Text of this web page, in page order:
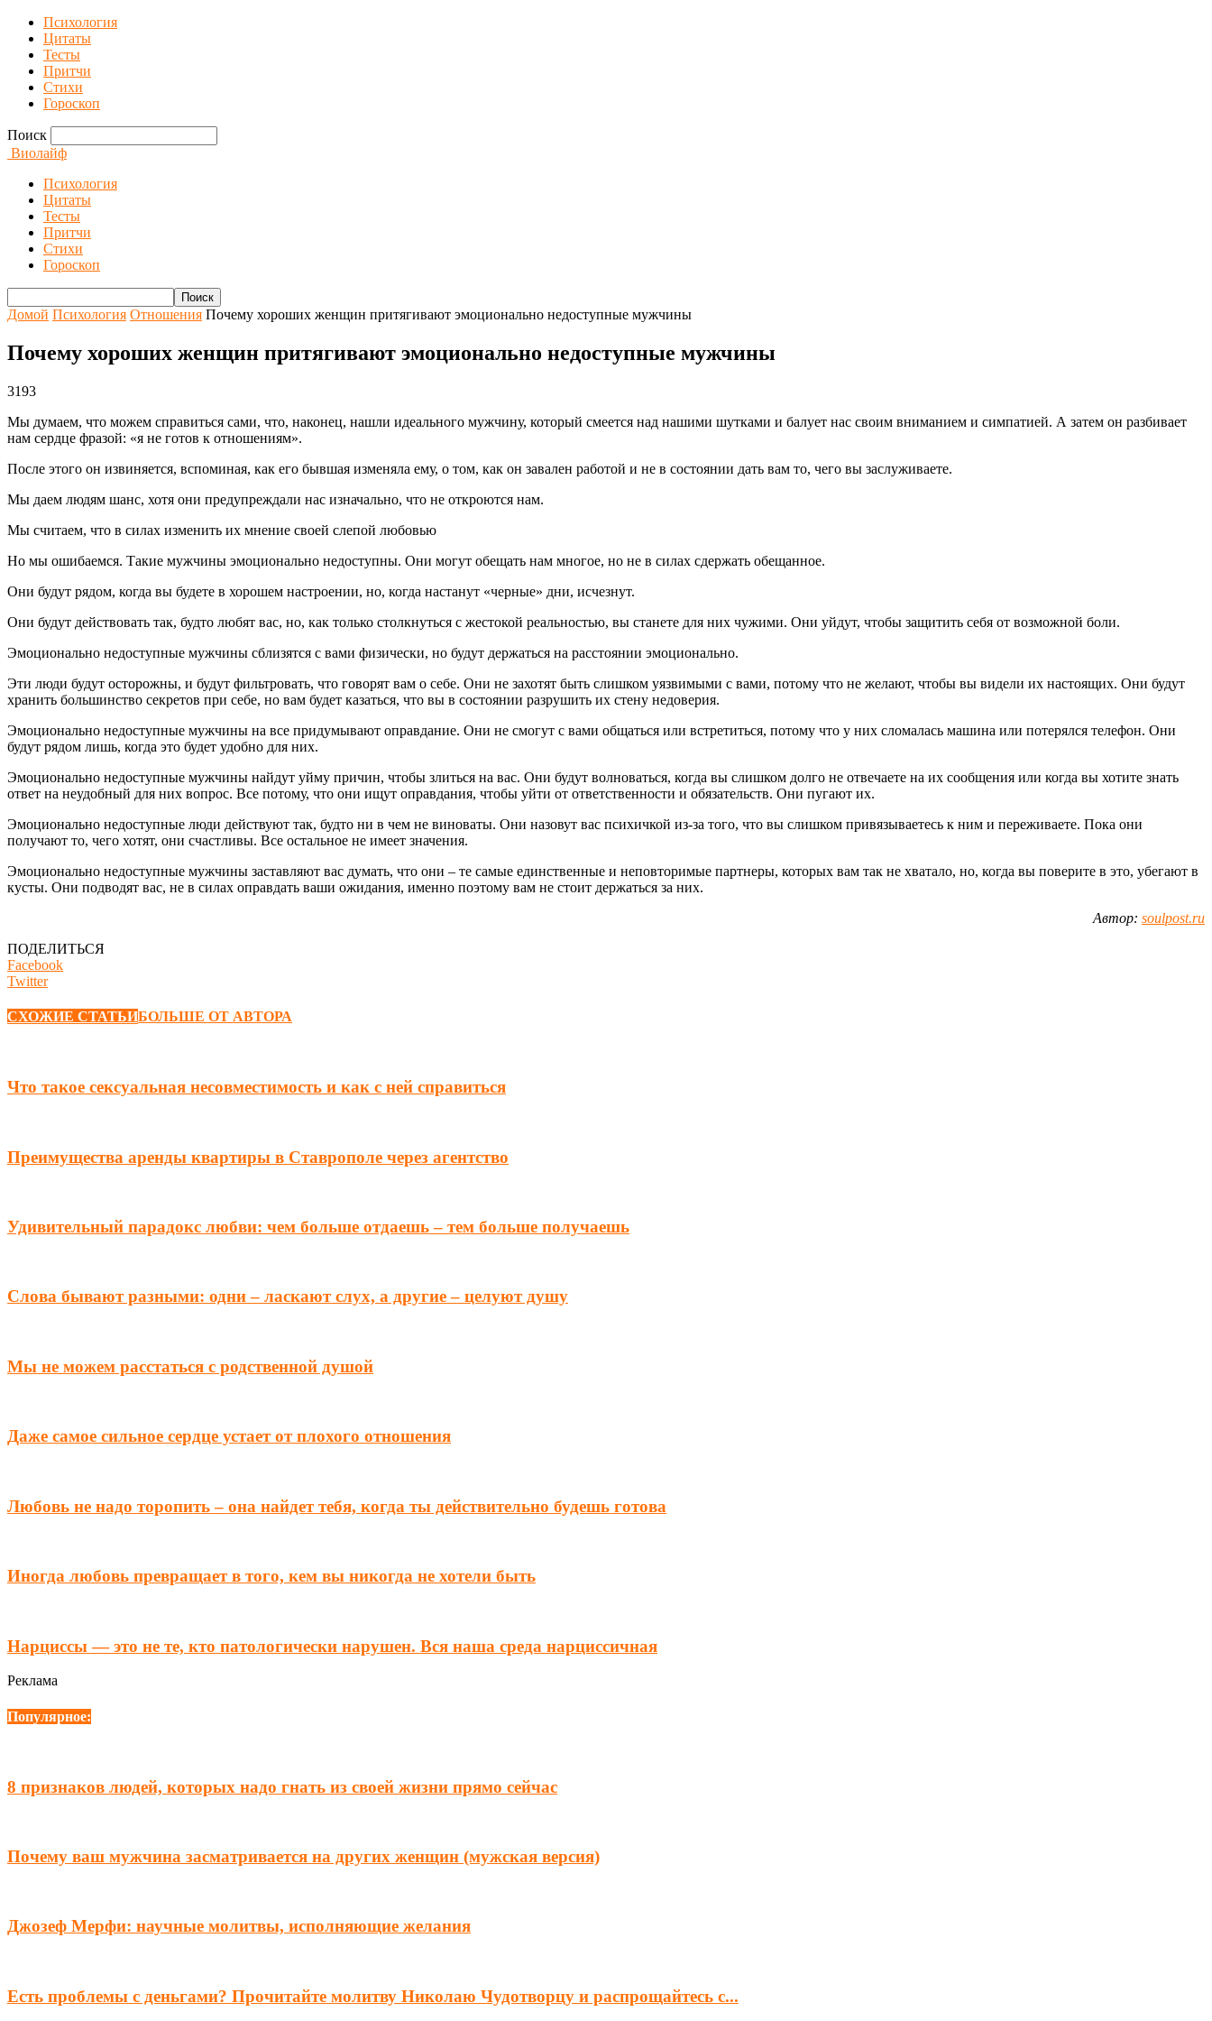
Психология
Цитаты
Тесты
Притчи
Стихи
Гороскоп
Поиск
Виолайф
Психология
Цитаты
Тесты
Притчи
Стихи
Гороскоп
Домой Психология Отношения Почему хороших женщин притягивают эмоционально недоступные мужчины
Почему хороших женщин притягивают эмоционально недоступные мужчины
3193
Мы думаем, что можем справиться сами, что, наконец, нашли идеального мужчину, который смеется над нашими шутками и балует нас своим вниманием и симпатией. А затем он разбивает
нам сердце фразой: «я не готов к отношениям».
После этого он извиняется, вспоминая, как его бывшая изменяла ему, о том, как он завален работой и не в состоянии дать вам то, чего вы заслуживаете.
Мы даем людям шанс, хотя они предупреждали нас изначально, что не откроются нам.
Мы считаем, что в силах изменить их мнение своей слепой любовью
Но мы ошибаемся. Такие мужчины эмоционально недоступны. Они могут обещать нам многое, но не в силах сдержать обещанное.
Они будут рядом, когда вы будете в хорошем настроении, но, когда настанут «черные» дни, исчезнут.
Они будут действовать так, будто любят вас, но, как только столкнуться с жестокой реальностью, вы станете для них чужими. Они уйдут, чтобы защитить себя от возможной боли.
Эмоционально недоступные мужчины сблизятся с вами физически, но будут держаться на расстоянии эмоционально.
Эти люди будут осторожны, и будут фильтровать, что говорят вам о себе. Они не захотят быть слишком уязвимыми с вами, потому что не желают, чтобы вы видели их настоящих. Они будут
хранить большинство секретов при себе, но вам будет казаться, что вы в состоянии разрушить их стену недоверия.
Эмоционально недоступные мужчины на все придумывают оправдание. Они не смогут с вами общаться или встретиться, потому что у них сломалась машина или потерялся телефон. Они
будут рядом лишь, когда это будет удобно для них.
Эмоционально недоступные мужчины найдут уйму причин, чтобы злиться на вас. Они будут волноваться, когда вы слишком долго не отвечаете на их сообщения или когда вы хотите знать
ответ на неудобный для них вопрос. Все потому, что они ищут оправдания, чтобы уйти от ответственности и обязательств. Они пугают их.
Эмоционально недоступные люди действуют так, будто ни в чем не виноваты. Они назовут вас психичкой из-за того, что вы слишком привязываетесь к ним и переживаете. Пока они
получают то, чего хотят, они счастливы. Все остальное не имеет значения.
Эмоционально недоступные мужчины заставляют вас думать, что они – те самые единственные и неповторимые партнеры, которых вам так не хватало, но, когда вы поверите в это, убегают в
кусты. Они подводят вас, не в силах оправдать ваши ожидания, именно поэтому вам не стоит держаться за них.
Автор: soulpost.ru
ПОДЕЛИТЬСЯ
Facebook
Twitter
СХОЖИЕ СТАТЬИБОЛЬШЕ ОТ АВТОРА
Что такое сексуальная несовместимость и как с ней справиться
Преимущества аренды квартиры в Ставрополе через агентство
Удивительный парадокс любви: чем больше отдаешь – тем больше получаешь
Слова бывают разными: одни – ласкают слух, а другие – целуют душу
Мы не можем расстаться с родственной душой
Даже самое сильное сердце устает от плохого отношения
Любовь не надо торопить – она найдет тебя, когда ты действительно будешь готова
Иногда любовь превращает в того, кем вы никогда не хотели быть
Нарциссы — это не те, кто патологически нарушен. Вся наша среда нарциссичная
Реклама
Популярное:
8 признаков людей, которых надо гнать из своей жизни прямо сейчас
Почему ваш мужчина засматривается на других женщин (мужская версия)
Джозеф Мерфи: научные молитвы, исполняющие желания
Есть проблемы с деньгами? Прочитайте молитву Николаю Чудотворцу и распрощайтесь с...